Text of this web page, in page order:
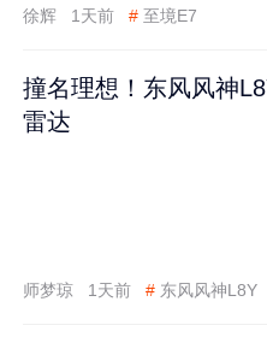
徐辉 1天前 # 至境E7
撞名理想！东风风神
雷达
师梦琼 1天前 # 东风风神L8Y